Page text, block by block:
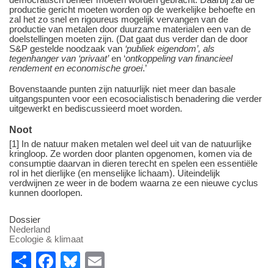
productie gericht moeten worden op de werkelijke behoefte en
zal het zo snel en rigoureus mogelijk vervangen van de
productie van metalen door duurzame materialen een van de
doelstellingen moeten zijn. (Dat gaat dus verder dan de door
S&P gestelde noodzaak van ‘publiek eigendom’, als
tegenhanger van ‘privaat’en ‘ontkoppeling van financieel
rendement en economische groei.’
Bovenstaande punten zijn natuurlijk niet meer dan basale
uitgangspunten voor een ecosocialistisch benadering die verder
uitgewerkt en bediscussieerd moet worden.
Noot
[1] In de natuur maken metalen wel deel uit van de natuurlijke
kringloop. Ze worden door planten opgenomen, komen via de
consumptie daarvan in dieren terecht en spelen een essentiële
rol in het dierlijke (en menselijke lichaam). Uiteindelijk
verdwijnen ze weer in de bodem waarna ze een nieuwe cyclus
kunnen doorlopen.
Dossier
Nederland
Ecologie & klimaat
S
F
Bl